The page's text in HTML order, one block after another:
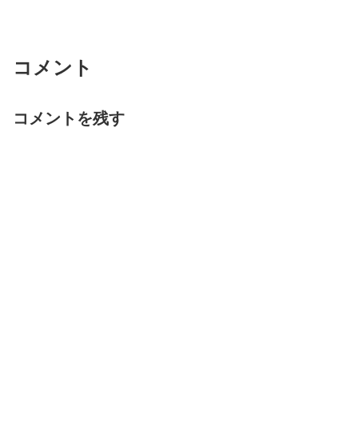
コメント
コメントを残す